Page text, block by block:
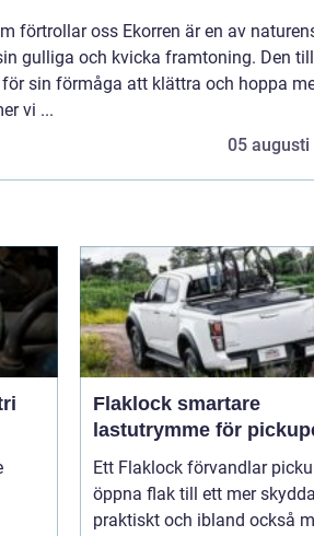
förtrollar oss Ekorren är en av
gulliga och kvicka framtoning. Den
sin förmåga att klättra och hoppa
vi ...
05 augusti
Flaklock smartare
lastutrymme för
Ett Flaklock förvandlar
öppna flak till ett mer
praktiskt och ibland också